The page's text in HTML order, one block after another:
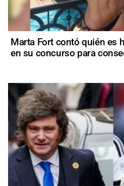
Marta Fort contó quién es
en su concurso para